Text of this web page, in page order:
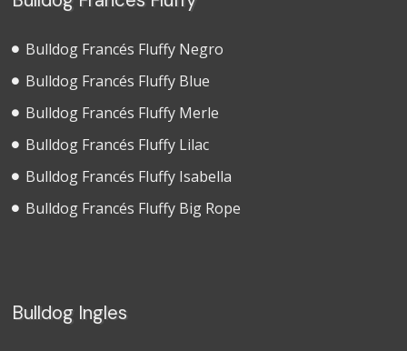
Bulldog Francés Fluffy Negro
Bulldog Francés Fluffy Blue
Bulldog Francés Fluffy Merle
Bulldog Francés Fluffy Lilac
Bulldog Francés Fluffy Isabella
Bulldog Francés Fluffy Big Rope
Bulldog Ingles